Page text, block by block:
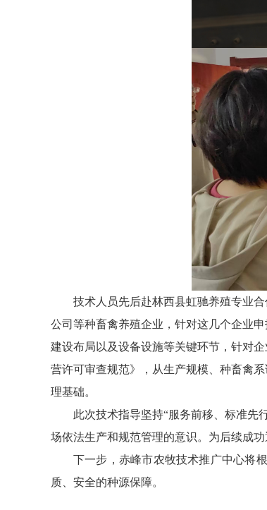
技术人员先后赴林西县虹驰养殖专业
公司等种畜禽养殖企业，针对这几个企业
建设布局以及设备设施等关键环节，针对
营许可审查规范》，从生产规模、种畜禽
理基础。
此次技术指导坚持“服务前移、标准先
场依法生产和规范管理的意识。为后续成
下一步，赤峰市农牧技术推广中心将
质、安全的种源保障。